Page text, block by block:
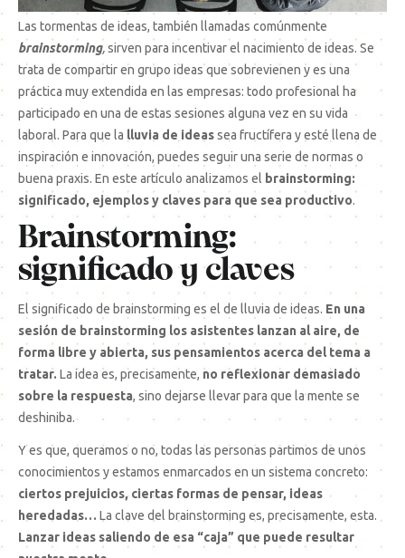
Las tormentas de ideas, también llamadas comúnmente
brainstorming,sirven para incentivar el nacimiento de ideas. Se
trata de compartir en grupo ideas que sobrevienen y es una
práctica muy extendida en las empresas: todo profesional ha
participado en una de estas sesiones alguna vez en su vida
laboral. Para que la lluvia de ideassea fructífera y esté llena de
inspiración e innovación, puedes seguir una serie de normas o
buena praxis. En este artículo analizamos el brainstorming:
significado, ejemplos y claves para que sea productivo.
Brainstorming:
significado y claves
El significado de brainstorming es el de lluvia de ideas. En una
sesión de brainstorming los asistentes lanzan al aire, de
forma libre y abierta, sus pensamientos acerca del tema a
tratar. La idea es, precisamente, no reflexionar demasiado
sobre la respuesta, sino dejarse llevar para que la mente se
deshiniba.
Y es que, queramos o no, todas las personas partimos de unos
conocimientos y estamos enmarcados en un sistema concreto:
ciertos prejuicios, ciertas formas de pensar, ideas
heredadas… La clave del brainstorming es, precisamente, esta.
Lanzar ideas saliendo de esa “caja” que puede resultar